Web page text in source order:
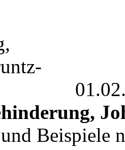
Beispiele